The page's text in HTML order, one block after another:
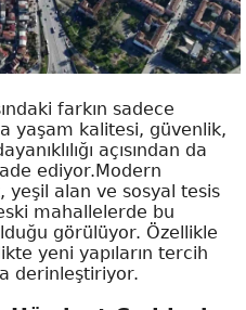
farkın sadece
yaşam kalitesi, güvenlik,
açısından da
ediyor.Modern
alan ve sosyal tesis
mahallelerde bu
görülüyor. Özellikle
yeni yapıların tercih
derinleştiriyor.